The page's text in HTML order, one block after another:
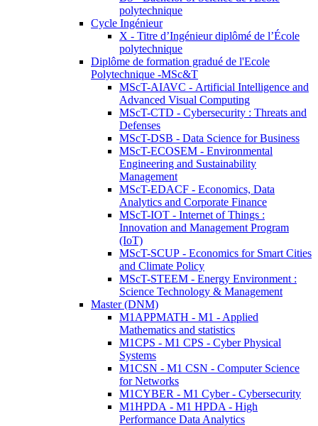
polytechnique
Cycle Ingénieur
X - Titre d’Ingénieur diplômé de l’École
polytechnique
Diplôme de formation gradué de l'Ecole
Polytechnique -MSc&T
MScT-AIAVC - Artificial Intelligence and
Advanced Visual Computing
MScT-CTD - Cybersecurity : Threats and
Defenses
MScT-DSB - Data Science for Business
MScT-ECOSEM - Environmental
Engineering and Sustainability
Management
MScT-EDACF - Economics, Data
Analytics and Corporate Finance
MScT-IOT - Internet of Things :
Innovation and Management Program
(IoT)
MScT-SCUP - Economics for Smart Cities
and Climate Policy
MScT-STEEM - Energy Environment :
Science Technology & Management
Master (DNM)
M1APPMATH - M1 - Applied
Mathematics and statistics
M1CPS - M1 CPS - Cyber Physical
Systems
M1CSN - M1 CSN - Computer Science
for Networks
M1CYBER - M1 Cyber - Cybersecurity
M1HPDA - M1 HPDA - High
Performance Data Analytics